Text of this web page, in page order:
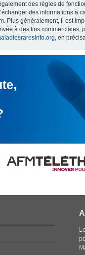
des règles de
des informations à
Plus généralement, il est
à des fins
, en